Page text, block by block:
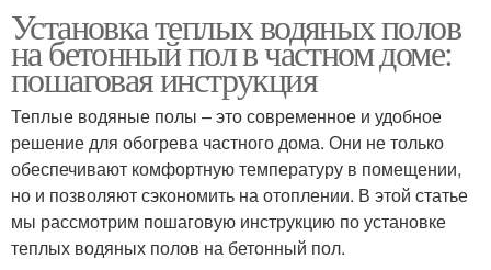
Установка теплых водяных полов
на бетонный пол в частном доме:
пошаговая инструкция
Теплые водяные полы – это современное и удобное
решение для обогрева частного дома. Они не только
обеспечивают комфортную температуру в помещении,
но и позволяют сэкономить на отоплении. В этой статье
мы рассмотрим пошаговую инструкцию по установке
теплых водяных полов на бетонный пол.